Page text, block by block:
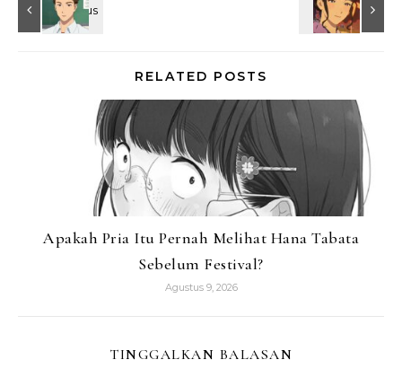
RELATED POSTS
Apakah Pria Itu Pernah Melihat Hana Tabata
Sebelum Festival?
Agustus 9, 2026
TINGGALKAN BALASAN